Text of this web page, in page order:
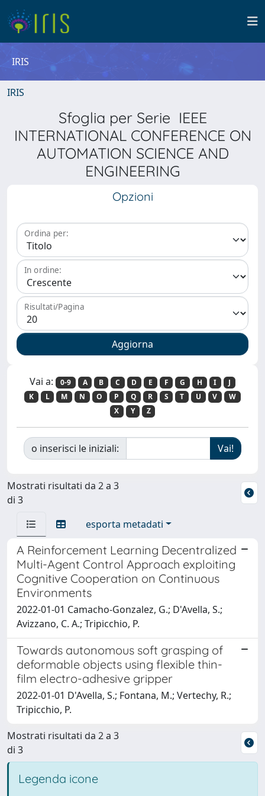
IRIS
IRIS
Sfoglia per Serie IEEE
INTERNATIONAL CONFERENCE ON
AUTOMATION SCIENCE AND
ENGINEERING
Opzioni
Ordina per:
In ordine:
Risultati/Pagina
Vai a: 0-9 A B C D E F G H I
J
K
L M N O P Q R S T U V
W
X
Y Z
o inserisci le iniziali:
Mostrati risultati da 2 a 3
di 3
esporta metadati
A Reinforcement Learning Decentralized
Multi-Agent Control Approach exploiting
Cognitive Cooperation on Continuous
Environments
2022-01-01 Camacho-Gonzalez, G.; D'Avella, S.;
Avizzano, C. A.; Tripicchio, P.
Towards autonomous soft grasping of
deformable objects using flexible thin-
film electro-adhesive gripper
2022-01-01 D'Avella, S.; Fontana, M.; Vertechy, R.;
Tripicchio, P.
Mostrati risultati da 2 a 3
di 3
Legenda icone